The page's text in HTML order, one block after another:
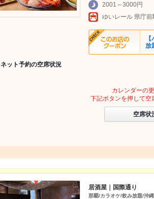
2001～3000円
ゆいレール 県庁
放
ネット予約の空席状況
カレンダーの
下記ボタンを押して空
空席状
居酒屋｜国際通り
那覇/カラオケ/飲み放題/沖